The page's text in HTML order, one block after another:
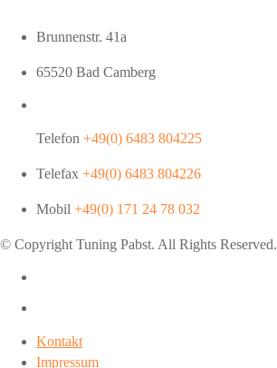
Brunnenstr. 41a
65520 Bad Camberg
Telefon +49(0) 6483 804225
Telefax +49(0) 6483 804226
Mobil +49(0) 171 24 78 032
© Copyright Tuning Pabst. All Rights Reserved.
Kontakt
Impressum